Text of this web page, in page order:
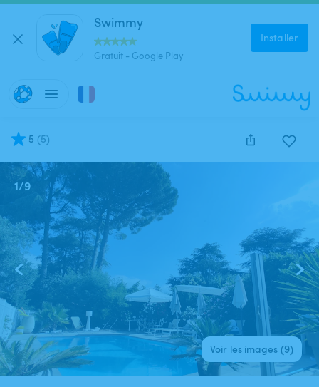
Swimmy
Gratuit - Google Play
Installer
5 (5)
1/9
Voir les images (9)